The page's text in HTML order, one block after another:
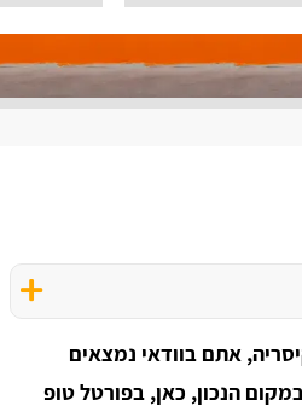
אתם בוודאי נמצאים
הנכון, כאן, בפורטל טופ